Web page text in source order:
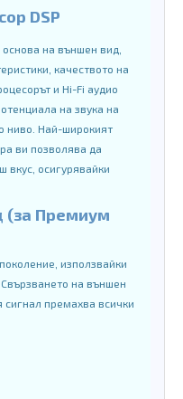
DSP
на външен вид,
качеството на
и Hi-Fi аудио
на звука на
ниво. Най-широкият
ви позволява да
вкус, осигурявайки
(за Премиум
използвайки
на външен
премахва всички